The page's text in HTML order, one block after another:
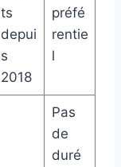
ts
depui
s
2018
préfé
rentie
l
Pas
de
duré